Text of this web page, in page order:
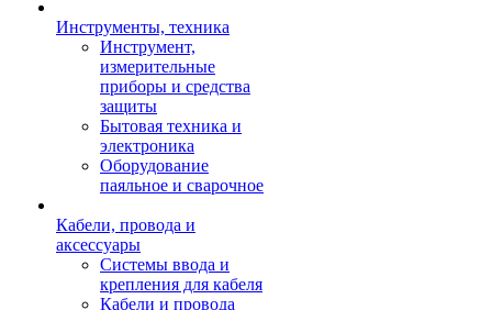
Инструменты, техника
Инструмент,
измерительные
приборы и средства
защиты
Бытовая техника и
электроника
Оборудование
паяльное и сварочное
Кабели, провода и
аксессуары
Системы ввода и
крепления для кабеля
Кабели и провода